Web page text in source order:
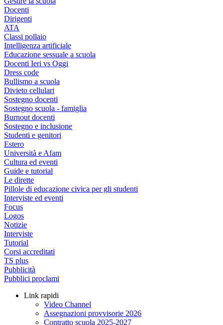
Docenti
Dirigenti
ATA
Classi pollaio
Intelligenza artificiale
Educazione sessuale a scuola
Docenti Ieri vs Oggi
Dress code
Bullismo a scuola
Divieto cellulari
Sostegno docenti
Sostegno scuola - famiglia
Burnout docenti
Sostegno e inclusione
Studenti e genitori
Estero
Università e Afam
Cultura ed eventi
Guide e tutorial
Le dirette
Pillole di educazione civica per gli studenti
Interviste ed eventi
Focus
Logos
Notizie
Interviste
Tutorial
Corsi accreditati
TS plus
Pubblicità
Pubblici proclami
Link rapidi
Video Channel
Assegnazioni provvisorie 2026
Contratto scuola 2025-2027